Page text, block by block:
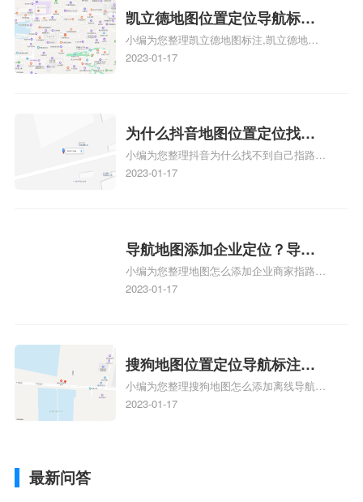
凯立德地图位置定位导航标
注？凯立德地图位置定位,导航,
标注？
小编为您整理凯立德地图标注,凯立德地图
标注怎么做啊、凯立德地图标注,凯立德地
相关地图标注知识，详情可查看下方正文！
2023-01-17
为什么抖音地图位置定位找不
到了？抖音为什么找不到当前
定位了？
小编为您整理抖音为什么找不到自己指路人
地图标注服务中心铺的位置、地图位置更新
服务中心位置、抖音突然不显示定位了相关
地图标注知识，详情可查看下方正文！
2023-01-17
导航地图添加企业定位？导航
定位企业？
小编为您整理地图怎么添加企业商家指路人
地图标注服务中心铺名称、地图怎么添加企
添加企业、地图如何添加企业相关地图标注
知识，详情可查看下方正文！
2023-01-17
搜狗地图位置定位导航标注？
搜狗地图位置定位,导航,标注？
小编为您整理搜狗地图怎么添加离线导航搜
狗地图离线导航怎么用、搜狗地图导航卫星
2023-01-17
最新问答